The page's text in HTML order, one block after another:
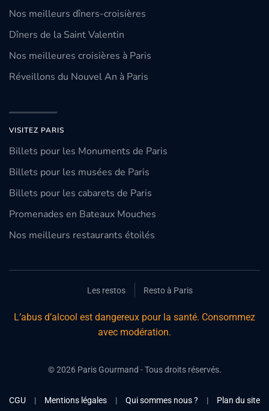
Nos meilleurs dîners-croisières
Dîners de la Saint Valentin
Nos meilleures croisières à Paris
Réveillons du Nouvel An à Paris
VISITEZ PARIS
Billets pour les Monuments de Paris
Billets pour les musées de Paris
Billets pour les cabarets de Paris
Promenades en Bateaux Mouches
Nos meilleurs restaurants étoilés
Les restos Resto à Paris
L’abus d’alcool est dangereux pour la santé. Consommez
avec modération.
©2026Paris Gourmand - Tous droits réservés.
CGU | Mentions légales | Qui sommes nous ? | Plan du site